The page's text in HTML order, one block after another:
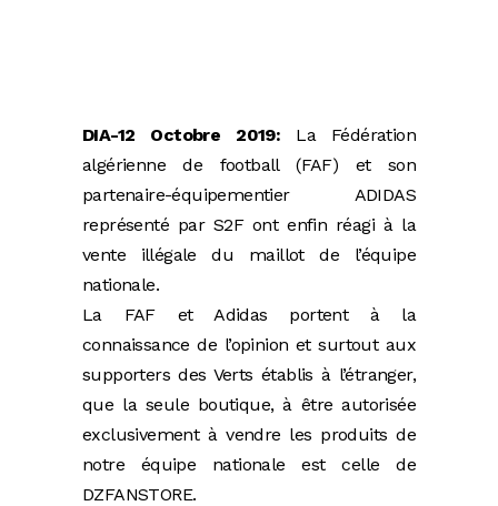
DIA-12 Octobre 2019: La Fédération
algérienne de football (FAF) et son
partenaire-équipementier ADIDAS
représenté par S2F ont enfin réagi à la
vente illégale du maillot de l’équipe
nationale.
La FAF et Adidas portent à la
connaissance de l’opinion et surtout aux
supporters des Verts établis à l’étranger,
que la seule boutique, à être autorisée
exclusivement à vendre les produits de
notre équipe nationale est celle de
DZFANSTORE.